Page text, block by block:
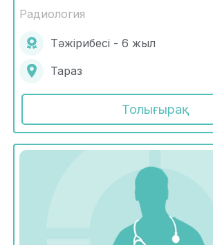
Радиология
Тәжірибесі - 6 жыл
Тараз
Толығырақ